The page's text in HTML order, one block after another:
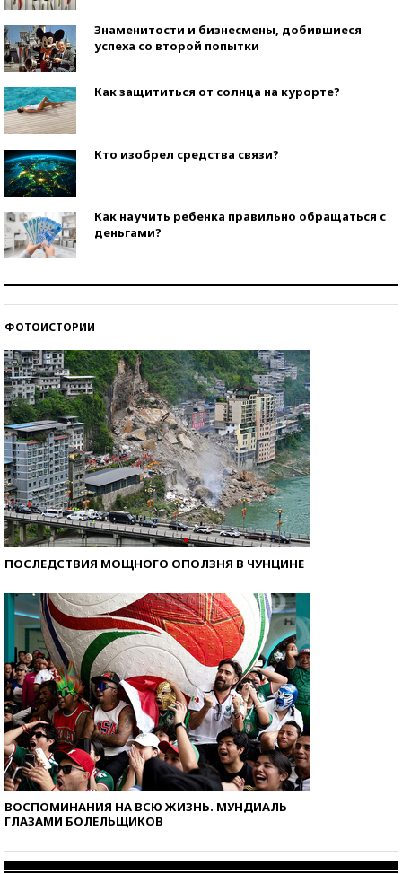
Знаменитости и бизнесмены, добившиеся
успеха со второй попытки
Как защититься от солнца на курорте?
Кто изобрел средства связи?
Как научить ребенка правильно обращаться с
деньгами?
ФОТОИСТОРИИ
ПОСЛЕДСТВИЯ МОЩНОГО ОПОЛЗНЯ В ЧУНЦИНЕ
ВОСПОМИНАНИЯ НА ВСЮ ЖИЗНЬ. МУНДИАЛЬ
ГЛАЗАМИ БОЛЕЛЬЩИКОВ